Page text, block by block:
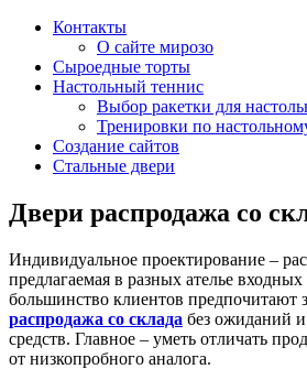
Контакты
О сайте мирозо
Сыроедные торты
Настольный теннис
Выбор ракетки для
Тренировки по
Создание сайтов
Стальные двери
Двери распродажа со
Индивидуальное проектирование –
предлагаемая в разных ателье
большинство клиентов предпочитают
распродажа со склада без ожиданий
средств. Главное – уметь отличать
от низкопробного аналога.